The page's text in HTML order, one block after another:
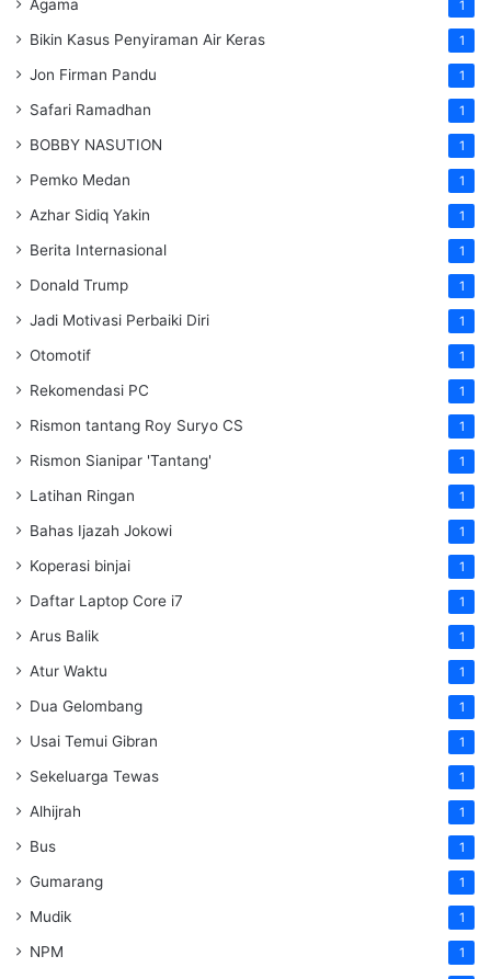
Agama 1
Bikin Kasus Penyiraman Air Keras 1
Jon Firman Pandu 1
Safari Ramadhan 1
BOBBY NASUTION 1
Pemko Medan 1
Azhar Sidiq Yakin 1
Berita Internasional 1
Donald Trump 1
Jadi Motivasi Perbaiki Diri 1
Otomotif 1
Rekomendasi PC 1
Rismon tantang Roy Suryo CS 1
Rismon Sianipar 'Tantang' 1
Latihan Ringan 1
Bahas Ijazah Jokowi 1
Koperasi binjai 1
Daftar Laptop Core i7 1
Arus Balik 1
Atur Waktu 1
Dua Gelombang 1
Usai Temui Gibran 1
Sekeluarga Tewas 1
Alhijrah 1
Bus 1
Gumarang 1
Mudik 1
NPM 1